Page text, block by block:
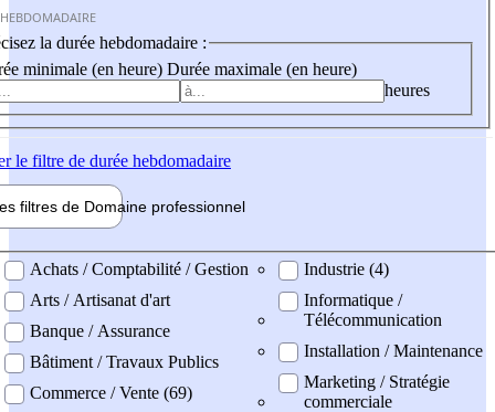
la durée hebdomadaire :
minimale (en heure) Durée maximale (en heure)
heures
le filtre de durée hebdomadaire
filtres de Domaine professionnel
professionel
Achats / Comptabilité / Gestion
Arts / Artisanat d'art
Banque / Assurance
Bâtiment / Travaux Publics
Commerce / Vente (69)
Industrie (4)
Informatique /
Télécommunication
Installation / Maintenance
Marketing / Stratégie
commerciale